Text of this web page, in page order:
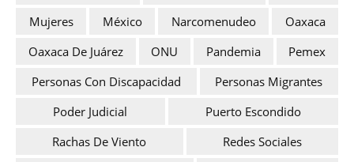
Mujeres
México Narcomenudeo
Oaxaca
Oaxaca De Juárez
ONU Pandemia
Pemex
Personas Con Discapacidad
Personas Migrantes
Poder Judicial
Puerto Escondido
Rachas De Viento
Redes Sociales